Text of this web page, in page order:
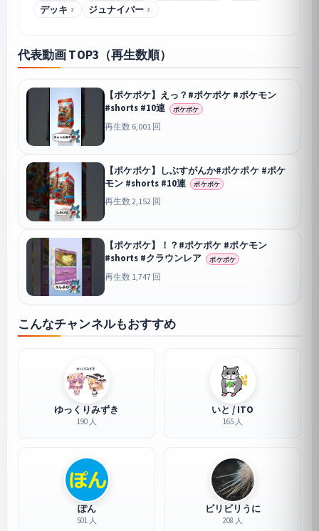
デッキ 2 ジュナイパー 2
代表動画 TOP3（再生数順）
【ポケポケ】えっ？#ポケポケ #ポケモン
#shorts #10連
ポケポケ
再生数 6,001 回
【ポケポケ】しぶすがんか#ポケポケ #ポケ
モン #shorts #10連
ポケポケ
再生数 2,152 回
【ポケポケ】！？#ポケポケ #ポケモン
#shorts #クラウンレア
ポケポケ
再生数 1,747 回
こんなチャンネルもおすすめ
ゆっくりみずき
190 人
いと / ITO
165 人
ぽん
501 人
ビリビリうに
208 人